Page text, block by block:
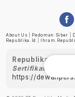
About Us Pedoman Siber
Republika.id
Republika telah
Sertifikat Nomor
https://